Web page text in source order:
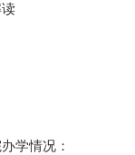
学情况：